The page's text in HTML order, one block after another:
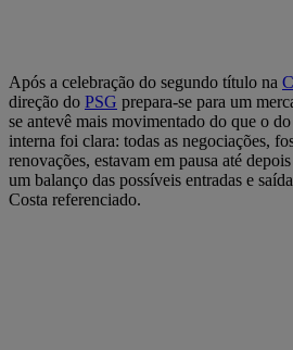
Após a celebração do segundo título na
direção do PSG prepara-se para um
se antevê mais movimentado do que o
interna foi clara: todas as negociações,
renovações, estavam em pausa até
um balanço das possíveis entradas e
Costa referenciado.